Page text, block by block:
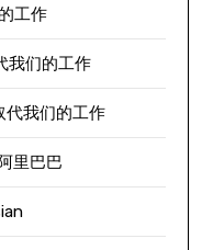
工作
我们的工作
代我们的工作
里巴巴